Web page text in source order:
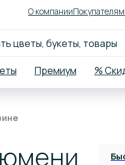
О компанииПокупателям
Премиум %